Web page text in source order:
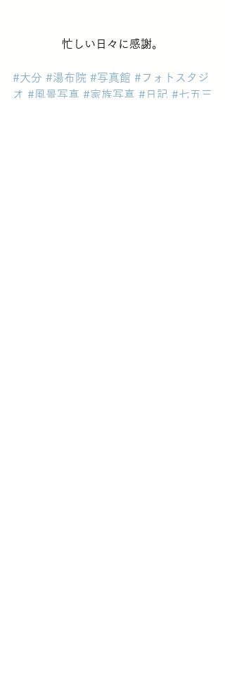
忙しい日々に感謝。
#大分 #湯布院 #写真館 #フォトスタジ
オ #風景写真 #家族写真 #日記 #七五三